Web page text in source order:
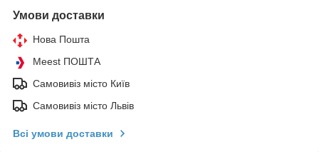
Умови доставки
Нова Пошта
Meest ПОШТА
Самовивіз місто Київ
Самовивіз місто Львів
Всі умови доставки